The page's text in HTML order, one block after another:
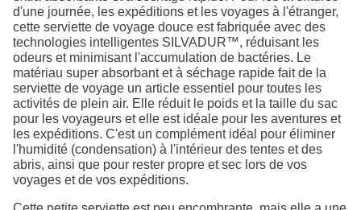
d'une journée, les expéditions et les voyages à l'étranger,
cette serviette de voyage douce est fabriquée avec des
technologies intelligentes SILVADUR™, réduisant les
odeurs et minimisant l'accumulation de bactéries. Le
matériau super absorbant et à séchage rapide fait de la
serviette de voyage un article essentiel pour toutes les
activités de plein air. Elle réduit le poids et la taille du sac
pour les voyageurs et elle est idéale pour les aventures et
les expéditions. C'est un complément idéal pour éliminer
l'humidité (condensation) à l'intérieur des tentes et des
abris, ainsi que pour rester propre et sec lors de vos
voyages et de vos expéditions.